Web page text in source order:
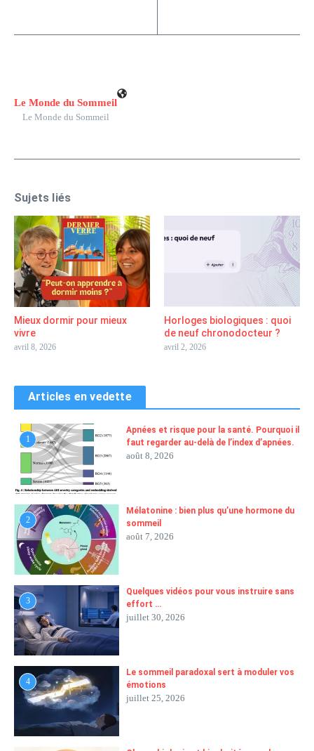
Le Monde du Sommeil
Le Monde du Sommeil
Sujets liés
Mieux dormir pour mieux
vivre
avril 8, 2026
Horloges biologiques : quoi
de neuf chronodocteur ?
avril 2, 2026
Articles en vedette
1
Apnées et risque pour la santé. Pourquoi il
faut regarder au-delà de l’index d’apnées.
août 8, 2026
2
Mélatonine : bien plus qu’une hormone du
sommeil
août 7, 2026
3
Quelques vidéos pour vous instruire sans
effort …
juillet 30, 2026
4
Le sommeil paradoxal sert à moduler vos
émotions
juillet 25, 2026